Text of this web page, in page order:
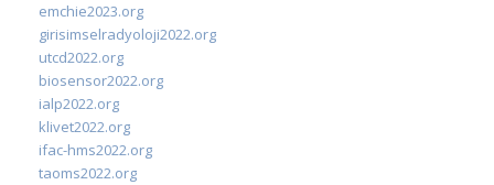
emchie2023.org
girisimselradyoloji2022.org
utcd2022.org
biosensor2022.org
ialp2022.org
klivet2022.org
ifac-hms2022.org
taoms2022.org